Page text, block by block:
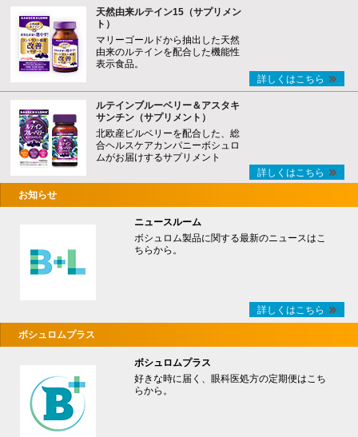
天然由来ルテイン15（サプリメン
ト）
マリーゴールドから抽出した天然
由来のルテインを配合した機能性
表示食品。
詳しくはこちら
ルテインブルーベリー＆アスタキ
サンチン（サプリメント）
北欧産ビルベリーを配合した、総
合ヘルスケアカンパニーボシュロ
ムがお届けするサプリメント
詳しくはこちら
お知らせ
ニュースルーム
ボシュロム製品に関する最新のニュースはこ
ちらから。
詳しくはこちら
ボシュロムプラス
ボシュロムプラス
好きな時に届く、眼科医処方の定期便はこち
らから。